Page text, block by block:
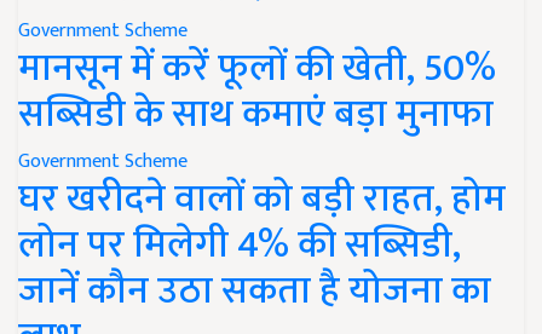
Government Scheme
मानसून में करें फूलों की खेती, 50%
सब्सिडी के साथ कमाएं बड़ा मुनाफा
Government Scheme
घर खरीदने वालों को बड़ी राहत, होम
लोन पर मिलेगी 4% की सब्सिडी,
जानें कौन उठा सकता है योजना का